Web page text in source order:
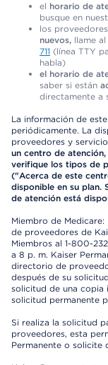
el horario de
busque en
los
nuevos, llame
711 (línea TTY
habla)
el horario de
saber si están
directamente a
La información de
periódicamente. La
proveedores y
un centro de
verifique los tipos de
("Acerca de este
disponible en su plan.
de atención está
Miembro de
de proveedores de
Miembros al 1-800-
a 8 p. m. Kaiser
directorio de
después de su
solicitud de una copia
solicitud permanente
Si realiza la solicitud
proveedores, esta
Permanente o solicite